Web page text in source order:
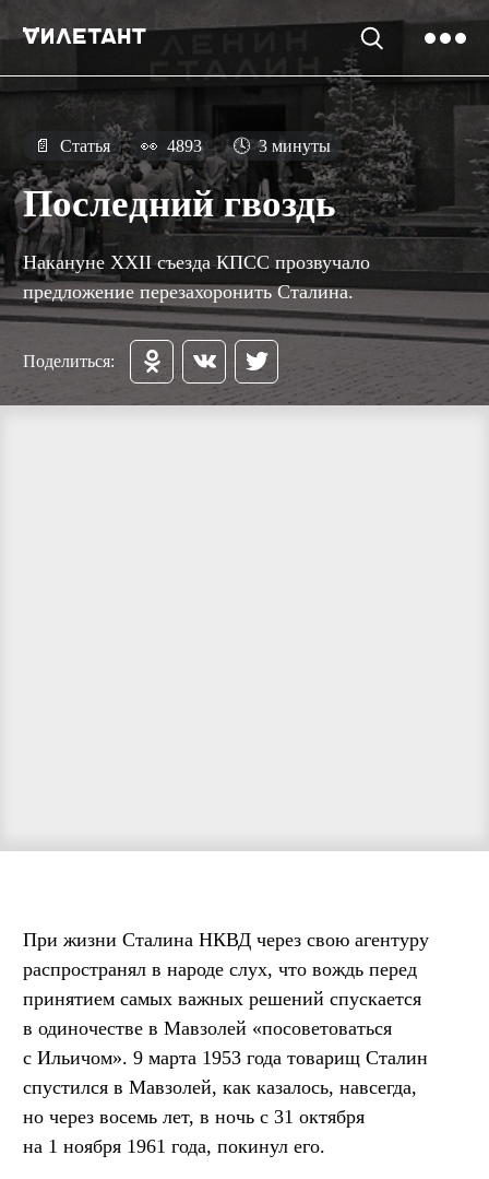
📄 Статья 👀 4893 🕓 3 минуты
Последний гвоздь
Накануне XXII съезда КПСС прозвучало
предложение перезахоронить Сталина.
Поделиться:
При жизни Сталина НКВД через свою агентуру
распространял в народе слух, что вождь перед
принятием самых важных решений спускается
в одиночестве в Мавзолей «посоветоваться
с Ильичом». 9 марта 1953 года товарищ Сталин
спустился в Мавзолей, как казалось, навсегда,
но через восемь лет, в ночь с 31 октября
на 1 ноября 1961 года, покинул его.